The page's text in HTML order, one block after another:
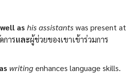
as his assistants was present at
การและผู้ช่วยของเขาเข้าร่วมการ
writingenhances language skills.